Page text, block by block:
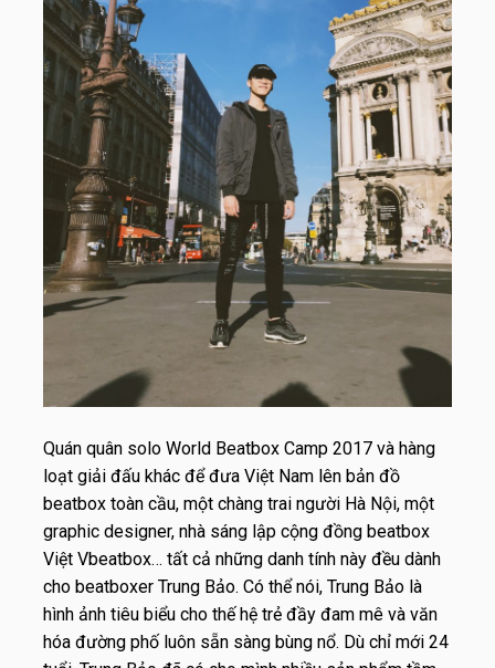
Quán quân solo World Beatbox Camp 2017 và hàng
loạt giải đấu khác để đưa Việt Nam lên bản đồ
beatbox toàn cầu, một chàng trai người Hà Nội, một
graphic designer, nhà sáng lập cộng đồng beatbox
Việt Vbeatbox… tất cả những danh tính này đều dành
cho beatboxer Trung Bảo. Có thể nói, Trung Bảo là
hình ảnh tiêu biểu cho thế hệ trẻ đầy đam mê và văn
hóa đường phố luôn sẵn sàng bùng nổ. Dù chỉ mới 24